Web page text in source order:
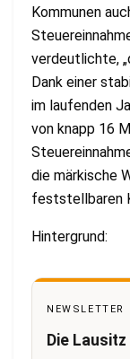
Kommunen
verdeutlichte,
Dank einer
im laufenden
von knapp 16
die märkische
feststellbaren
Hintergrund:
NEWSLETTER
Die